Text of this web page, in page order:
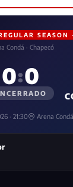
SEASON
Condá · Chapecó
0:0
· 21:30 Arena Condá